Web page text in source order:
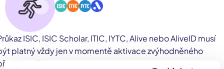
ISIC, ISIC Scholar, ITIC, IYTC, Alive nebo AliveID musí
platný vždy jen v momentě aktivace zvýhodněného